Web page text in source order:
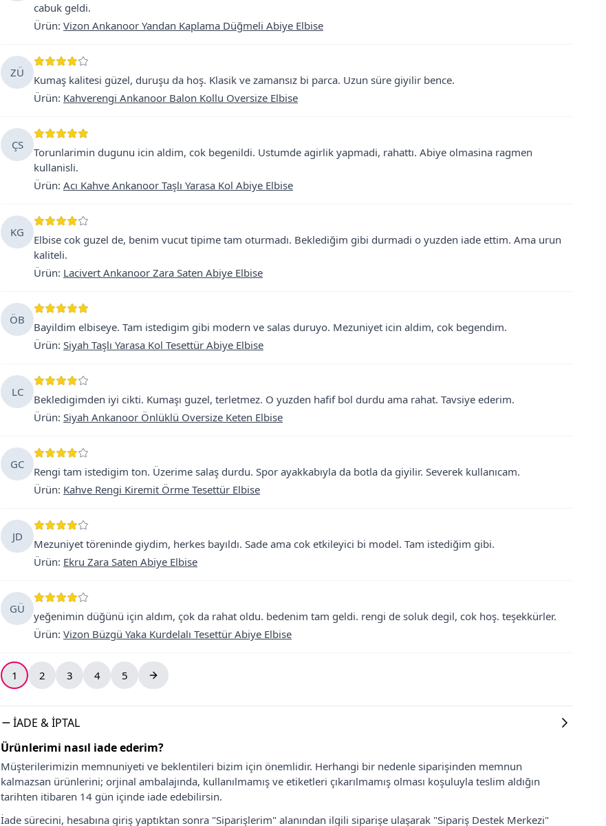
cabuk geldi.
Ürün: Vizon Ankanoor Yandan Kaplama Düğmeli Abiye Elbise
ZÜ
Kumaş kalitesi güzel, duruşu da hoş. Klasik ve zamansız bi parca. Uzun süre giyilir bence.
Ürün: Kahverengi Ankanoor Balon Kollu Oversize Elbise
ÇS
Torunlarimin dugunu icin aldim, cok begenildi. Ustumde agirlik yapmadi, rahattı. Abiye olmasina ragmen
kullanisli.
Ürün: Acı Kahve Ankanoor Taşlı Yarasa Kol Abiye Elbise
KG
Elbise cok guzel de, benim vucut tipime tam oturmadı. Beklediğim gibi durmadi o yuzden iade ettim. Ama urun
kaliteli.
Ürün: Lacivert Ankanoor Zara Saten Abiye Elbise
ÖB
Bayildim elbiseye. Tam istedigim gibi modern ve salas duruyo. Mezuniyet icin aldim, cok begendim.
Ürün: Siyah Taşlı Yarasa Kol Tesettür Abiye Elbise
LC
Bekledigimden iyi cikti. Kumaşı guzel, terletmez. O yuzden hafif bol durdu ama rahat. Tavsiye ederim.
Ürün: Siyah Ankanoor Önlüklü Oversize Keten Elbise
GC
Rengi tam istedigim ton. Üzerime salaş durdu. Spor ayakkabıyla da botla da giyilir. Severek kullanıcam.
Ürün: Kahve Rengi Kiremit Örme Tesettür Elbise
JD
Mezuniyet töreninde giydim, herkes bayıldı. Sade ama cok etkileyici bi model. Tam istediğim gibi.
Ürün: Ekru Zara Saten Abiye Elbise
GÜ
yeğenimin düğünü için aldım, çok da rahat oldu. bedenim tam geldi. rengi de soluk degil, cok hoş. teşekkürler.
Ürün: Vizon Büzgü Yaka Kurdelalı Tesettür Abiye Elbise
1 2 3 4 5
İADE & İPTAL
Ürünlerimi nasıl iade ederim?
Müşterilerimizin memnuniyeti ve beklentileri bizim için önemlidir. Herhangi bir nedenle siparişinden memnun
kalmazsan ürünlerini; orjinal ambalajında, kullanılmamış ve etiketleri çıkarılmamış olması koşuluyla teslim aldığın
tarihten itibaren 14 gün içinde iade edebilirsin.
İade sürecini, hesabına giriş yaptıktan sonra "Siparişlerim" alanından ilgili siparişe ulaşarak "Sipariş Destek Merkezi"